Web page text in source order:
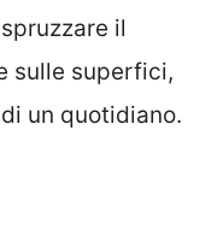
il
sulle superfici,
un quotidiano.